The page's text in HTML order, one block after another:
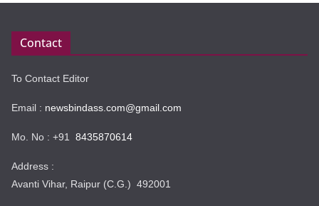
Contact
To Contact Editor
Email : newsbindass.com@gmail.com
Mo. No : +91 8435870614
Address :
Avanti Vihar, Raipur (C.G.) 492001